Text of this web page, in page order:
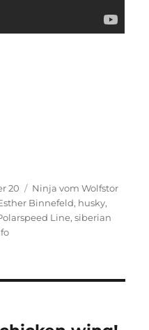
20 Kategorien
Ninja vom Wolfstor
Binnefeld, husky,
Line,siberian